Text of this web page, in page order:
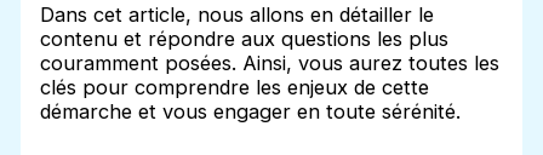
Dans cet article, nous allons en détailler le
contenu et répondre aux questions les plus
couramment posées. Ainsi, vous aurez toutes les
clés pour comprendre les enjeux de cette
démarche et vous engager en toute sérénité.